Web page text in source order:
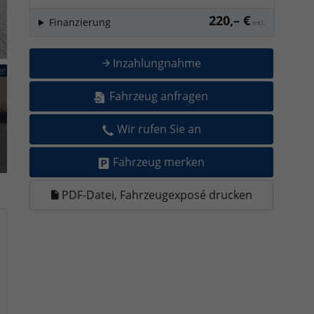
220,– € mtl.
Finanzierung
Inzahlungnahme
Fahrzeug anfragen
Wir rufen Sie an
Fahrzeug merken
PDF-Datei, Fahrzeugexposé drucken